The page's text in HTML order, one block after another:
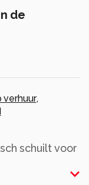
de
verhuur,
schuilt voor